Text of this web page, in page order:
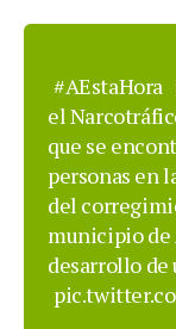
#AEstaHora
el
que se
personas en
del
municipio de
desarrollo